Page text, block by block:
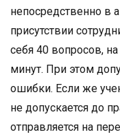
непосредственно в
присутствии
себя 40 вопросов,
минут. При этом
ошибки. Если же
не допускается до
отправляется на